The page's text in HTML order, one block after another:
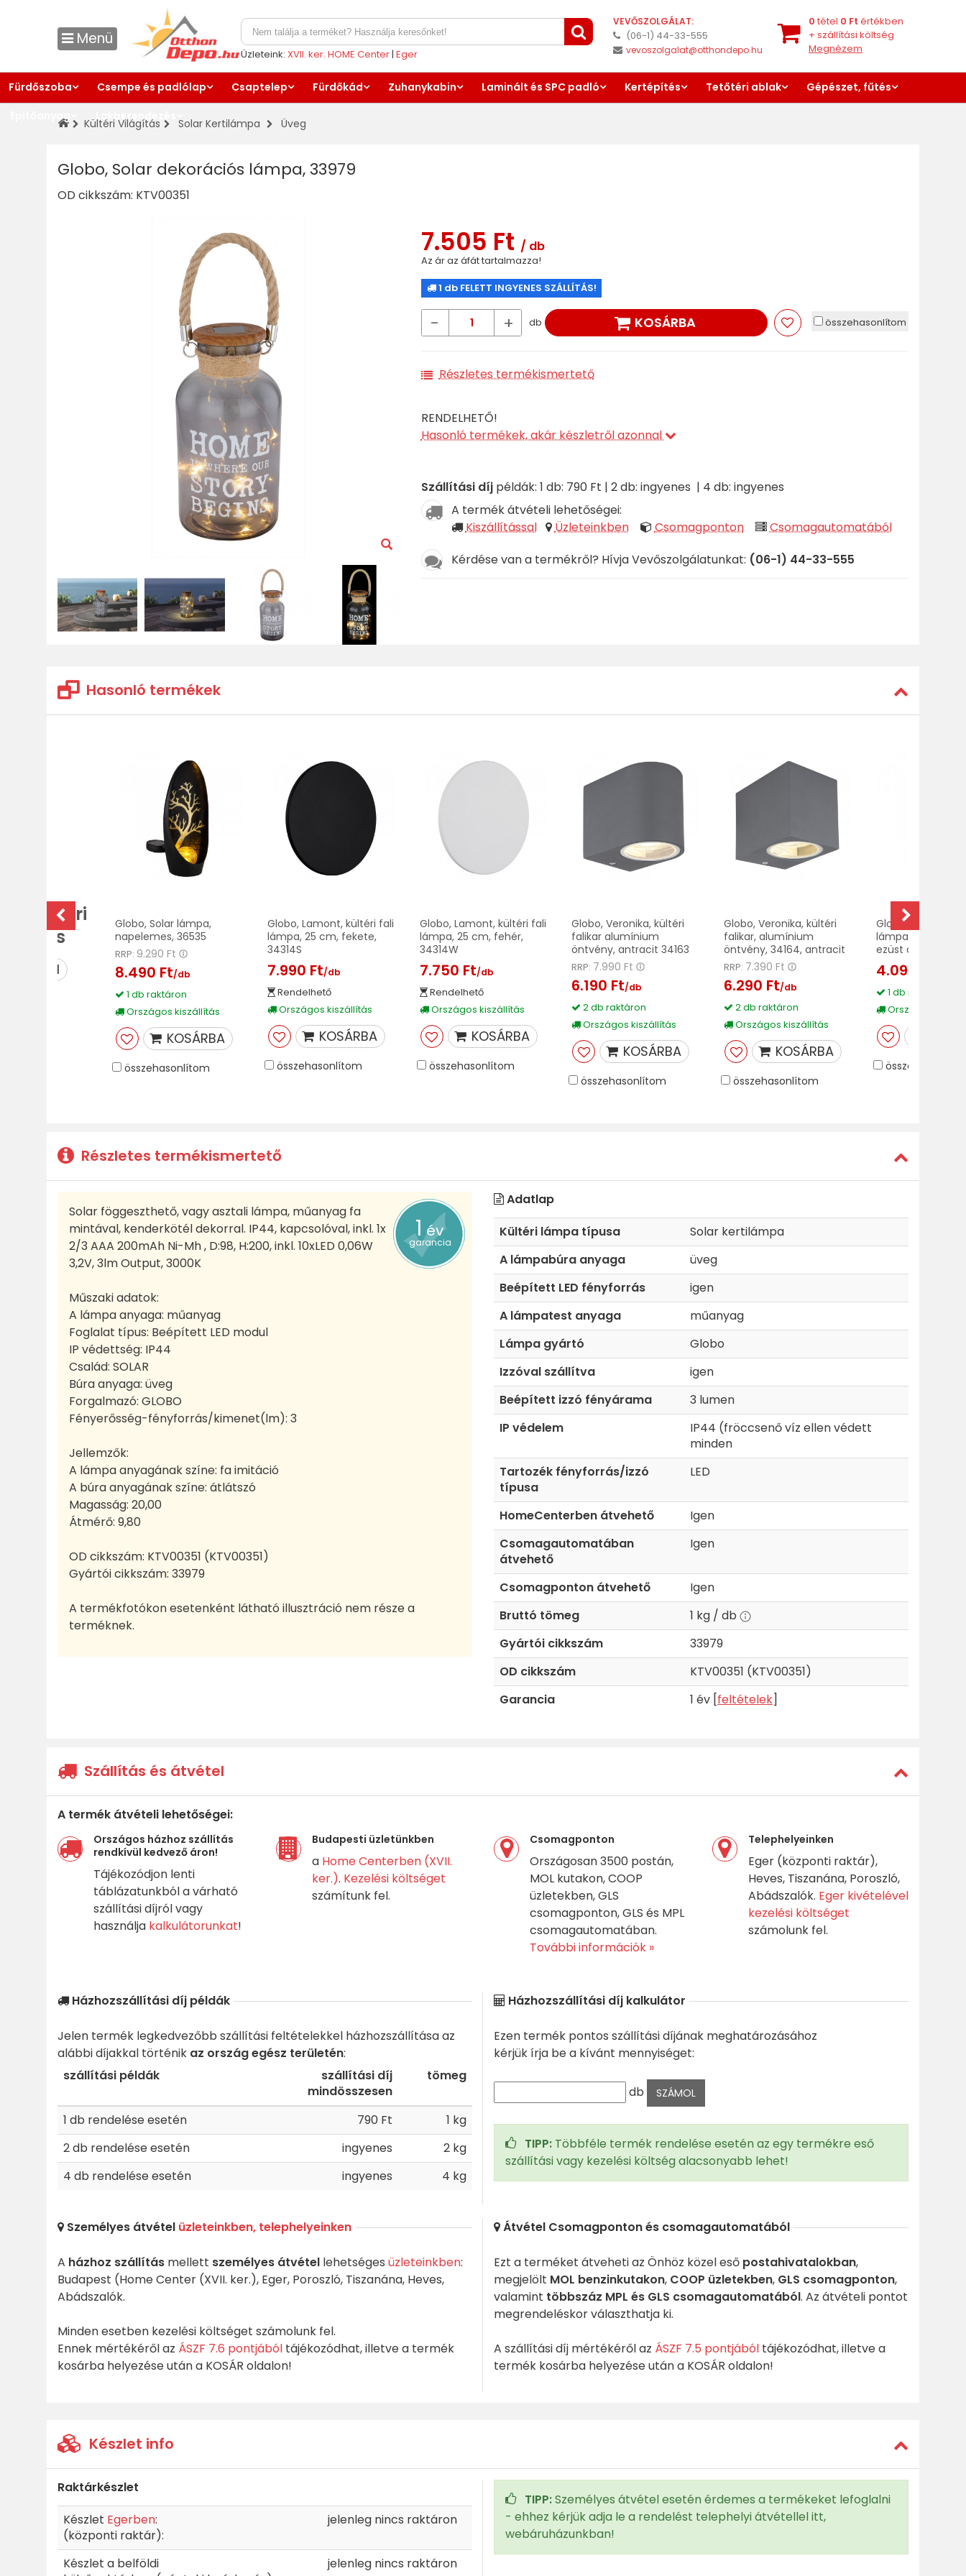
Menü
Üzleteink: XVII. ker. HOME Center| Eger
VEVŐSZOLGÁLAT:
(06-1) 44-33-555
vevoszolgalat@otthondepo.hu
0 tétel 0 Ft értékben
+ szállítási költség
Megnézem
Fürdőszoba Csempe és padlólap Csaptelep Fürdőkád Zuhanykabin Laminált és SPC padló Kertépítés Tetőtéri ablak
Gépészet, fűtés
Építőanyag
Lakberendezés
Kültéri Világítás Solar Kertilámpa Üveg
Globo, Solar dekorációs lámpa, 33979
OD cikkszám: KTV00351
7.505 Ft / db
Az ár az áfát tartalmazza!
1 db FELETT INGYENES SZÁLLÍTÁS!
- + db KOSÁRBA összehasonlítom
Részletes termékismertető
RENDELHETŐ!
Hasonló termékek, akár készletről azonnal
Szállítási díjpéldák: 1 db: 790 Ft | 2 db: ingyenes | 4 db: ingyenes
A termék átvételi lehetőségei:
Kiszállítással
Üzleteinkben Csomagponton
Csomagautomatából
Kérdése van a termékről? Hívja Vevőszolgálatunkat: (06-1) 44-33-555
Hasonló termékek
Kültéri
Globo, Solar lámpa,
napelemes, 36535
RRP: 9.290 Ft
8.490 Ft/db
1 db raktáron
Országos kiszállítás
KOSÁRBA
összehasonlítom
Globo, Lamont, kültéri fali
lámpa, 25 cm, fekete,
34314S
7.990 Ft/db
Rendelhető
Országos kiszállítás
KOSÁRBA
összehasonlítom
Globo, Lamont, kültéri fali
lámpa, 25 cm, fehér,
34314W
7.750 Ft/db
Rendelhető
Országos kiszállítás
KOSÁRBA
összehasonlítom
Globo, Veronika, kültéri
falikar alumínium
öntvény, antracit 34163
RRP: 7.990 Ft
6.190 Ft/db
2 db raktáron
Országos kiszállítás
KOSÁRBA
összehasonlítom
Globo, Veronika, kültéri
falikar, alumínium
öntvény, 34164, antracit
RRP: 7.390 Ft
6.290 Ft/db
2 db raktáron
Országos kiszállítás
KOSÁRBA
összehasonlítom
Globo, Solar
lámpa,
ezüst antik,
4.090 Ft
1 db raktáron
Országos
Részletes termékismertető
1 év
garancia
Solar föggeszthető, vagy asztali lámpa, műanyag fa
mintával, kenderkötél dekorral. IP44, kapcsolóval, inkl. 1x
2/3 AAA 200mAh Ni-Mh , D:98, H:200, inkl. 10xLED 0,06W
3,2V, 3lm Output, 3000K
Műszaki adatok:
A lámpa anyaga: műanyag
Foglalat típus: Beépített LED modul
IP védettség: IP44
Család: SOLAR
Búra anyaga: üveg
Forgalmazó: GLOBO
Fényerősség-fényforrás/kimenet(lm): 3
Jellemzők:
A lámpa anyagának színe: fa imitáció
A búra anyagának színe: átlátszó
Magasság: 20,00
Átmérő: 9,80
OD cikkszám: KTV00351 (KTV00351)
Gyártói cikkszám: 33979
A termékfotókon esetenként látható illusztráció nem része a
terméknek.
Adatlap
Kültéri lámpa típusa
Solar kertilámpa
A lámpabúra anyaga
üveg
Beépített LED fényforrás
igen
A lámpatest anyaga
műanyag
Lámpa gyártó
Globo
Izzóval szállítva
igen
Beépített izzó fényárama
3 lumen
IP védelem
IP44 (fröccsenő víz ellen védett
minden
Tartozék fényforrás/izzó
típusa
LED
HomeCenterben átvehető
Igen
Csomagautomatában
átvehető
Igen
Csomagponton átvehető
Igen
Bruttó tömeg
1 kg / db
Gyártói cikkszám
33979
OD cikkszám
KTV00351 (KTV00351)
Garancia
1 év [feltételek]
Szállítás és átvétel
A termék átvételi lehetőségei:
Országos házhoz szállítás
rendkívül kedvező áron!
Tájékozódjon lenti
táblázatunkból a várható
szállítási díjról vagy
használja kalkulátorunkat!
Budapesti üzletünkben
a Home Centerben (XVII.
ker.). Kezelési költséget
számítunk fel.
Csomagponton
Országosan 3500 postán,
MOL kutakon, COOP
üzletekben, GLS
csomagponton, GLS és MPL
csomagautomatában.
További információk »
Telephelyeinken
Eger (központi raktár),
Heves, Tiszanána, Poroszló,
Abádszalók. Eger kivételével
kezelési költséget
számolunk fel.
Házhozszállítási díj példák
Jelen termék legkedvezőbb szállítási feltételekkel házhozszállítása az
alábbi díjakkal történik az ország egész területén:
szállítási példák
szállítási díj
mindösszesen
tömeg
1 db rendelése esetén 790 Ft
1 kg
2 db rendelése esetén
ingyenes
2 kg
4 db rendelése esetén
ingyenes 4 kg
Házhozszállítási díj kalkulátor
Ezen termék pontos szállítási díjának meghatározásához
kérjük írja be a kívánt mennyiséget:
db
TIPP: Többféle termék rendelése esetén az egy termékre eső
szállítási vagy kezelési költség alacsonyabb lehet!
Személyes átvétel üzleteinkben, telephelyeinken
A házhoz szállítás mellett személyes átvétel lehetséges üzleteinkben:
Budapest (Home Center (XVII. ker.), Eger, Poroszló, Tiszanána, Heves,
Abádszalók.
Minden esetben kezelési költséget számolunk fel.
Ennek mértékéről az ÁSZF 7.6 pontjából tájékozódhat, illetve a termék
kosárba helyezése után a KOSÁR oldalon!
Átvétel Csomagponton és csomagautomatából
Ezt a terméket átveheti az Önhöz közel eső postahivatalokban,
megjelölt MOL benzinkutakon, COOP üzletekben, GLS csomagponton,
valamint többszáz MPL és GLS csomagautomatából. Az átvételi pontot
megrendeléskor választhatja ki.
A szállítási díj mértékéről az ÁSZF 7.5 pontjából tájékozódhat, illetve a
termék kosárba helyezése után a KOSÁR oldalon!
Készlet info
Raktárkészlet
Készlet Egerben:
(központi raktár):
jelenleg nincs raktáron
Készlet a belföldi
jelenleg nincs raktáron
TIPP:Személyes átvétel esetén érdemes a termékeket lefoglalni
- ehhez kérjük adja le a rendelést telephelyi átvétellel itt,
webáruházunkban!